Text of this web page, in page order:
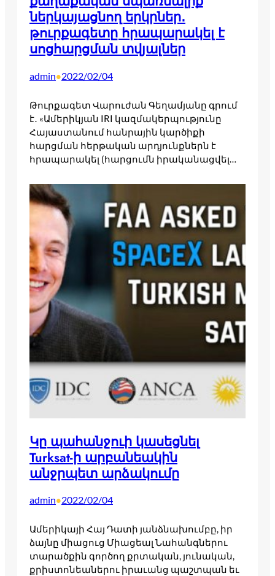
ներկայացնող երկրներ․
թուրքագետը հրապարակել է
սոցհարցման տվյալներ
admin•2022/02/04
Թուրքագետ Վարուժան Գեղամյանը գրում
է․ «Ամերիկյան IRI կազմակերպությունը
Հայաստանում հանրային կարծիքի
հարցման հերթական արդյունքներն է
հրապարակել (հարցումն իրականացվել…
Կը պահանջուի կասեցնել
Turksat-ի արբանեակին
անջրպետ արձակումը
admin•2022/02/04
Ամերիկայի Հայ Դատի յանձնախումբը, իր
ձայնը միացուց Միացեալ Նահանգներու
տարածքին գործող քրտական, յունական,
քրիստոնեաներու իրաւանց պաշտպան եւ